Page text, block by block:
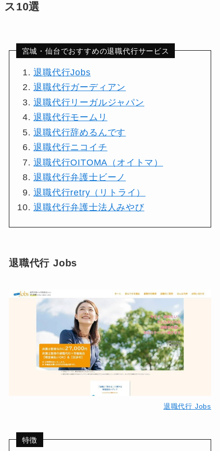
ス10選
宮城・仙台でおすすめの退職代行サービス
退職代行Jobs
退職代行ガーディアン
退職代行リーガルジャパン
退職代行モームリ
退職代行辞めるんです
退職代行ニコイチ
退職代行OITOMA（オイトマ）
退職代行弁護士ビーノ
退職代行retry（リトライ）
退職代行弁護士法人みやび
退職代行 Jobs
退職代行 Jobs
特徴